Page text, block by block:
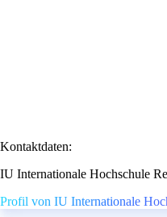
Kontaktdaten:
IU Internationale Hochschule
Profil von IU Internationale